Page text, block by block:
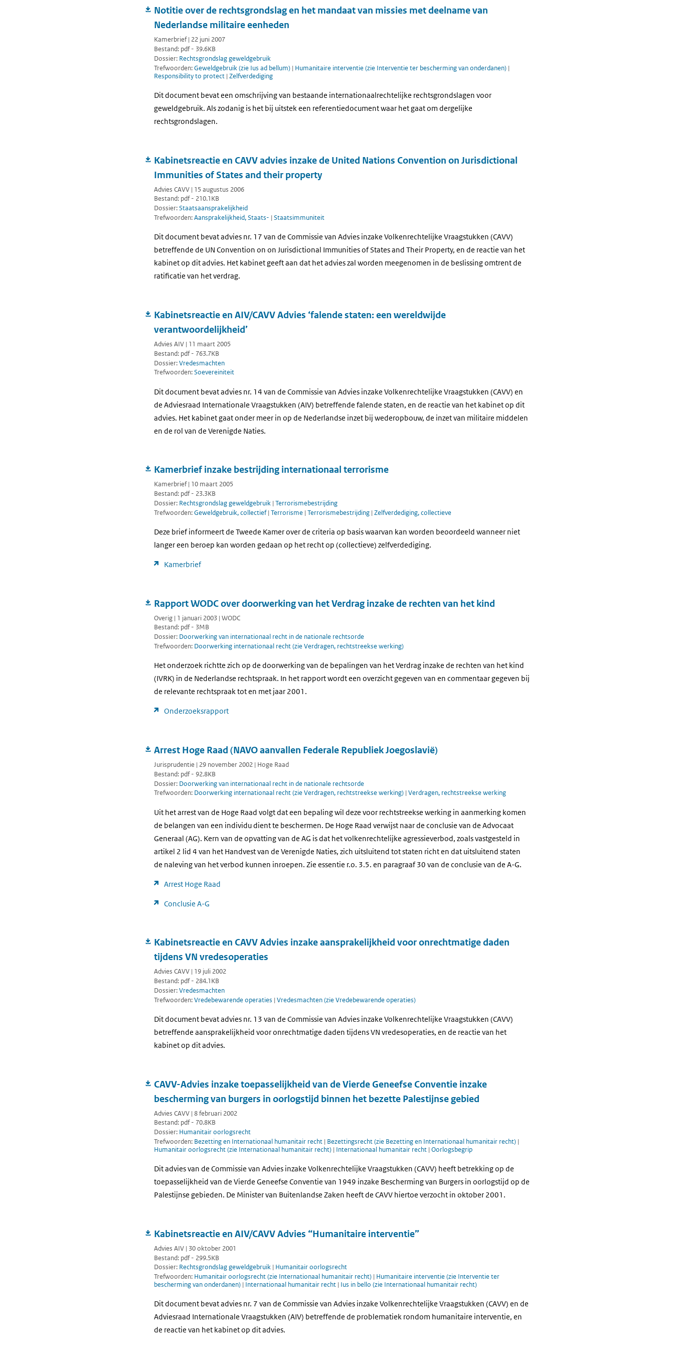
Notitie over de rechtsgrondslag en het mandaat van missies met deelname van
Nederlandse militaire eenheden
Kamerbrief | 22 juni 2007
Bestand: pdf - 39.6KB
Dossier: Rechtsgrondslag geweldgebruik
Trefwoorden:Geweldgebruik (zie Ius ad bellum) | Humanitaire interventie (zie Interventie ter bescherming van onderdanen) |
Responsibility to protect | Zelfverdediging
Dit document bevat een omschrijving van bestaande internationaalrechtelijke rechtsgrondslagen voor
geweldgebruik. Als zodanig is het bij uitstek een referentiedocument waar het gaat om dergelijke
rechtsgrondslagen.
Kabinetsreactie en CAVV advies inzake de United Nations Convention on Jurisdictional
Immunities of States and their property
Advies CAVV | 15 augustus 2006
Bestand: pdf - 210.1KB
Dossier:Staatsaansprakelijkheid
Trefwoorden:Aansprakelijkheid, Staats- | Staatsimmuniteit
Dit document bevat advies nr. 17 van de Commissie van Advies inzake Volkenrechtelijke Vraagstukken (CAVV)
betreffende de UN Convention on on Jurisdictional Immunities of States and Their Property, en de reactie van het
kabinet op dit advies. Het kabinet geeft aan dat het advies zal worden meegenomen in de beslissing omtrent de
ratificatie van het verdrag.
Kabinetsreactie en AIV/CAVV Advies ‘falende staten: een wereldwijde
verantwoordelijkheid’
Advies AIV | 11 maart 2005
Bestand: pdf - 763.7KB
Dossier:Vredesmachten
Trefwoorden:Soevereiniteit
Dit document bevat advies nr. 14 van de Commissie van Advies inzake Volkenrechtelijke Vraagstukken (CAVV) en
de Adviesraad Internationale Vraagstukken (AIV) betreffende falende staten, en de reactie van het kabinet op dit
advies. Het kabinet gaat onder meer in op de Nederlandse inzet bij wederopbouw, de inzet van militaire middelen
en de rol van de Verenigde Naties.
Kamerbrief inzake bestrijding internationaal terrorisme
Kamerbrief | 10 maart 2005
Bestand: pdf - 23.3KB
Dossier: Rechtsgrondslag geweldgebruik | Terrorismebestrijding
Trefwoorden:Geweldgebruik, collectief| Terrorisme | Terrorismebestrijding | Zelfverdediging, collectieve
Deze brief informeert de Tweede Kamer over de criteria op basis waarvan kan worden beoordeeld wanneer niet
langer een beroep kan worden gedaan op het recht op (collectieve) zelfverdediging.
Kamerbrief
Rapport WODC over doorwerking van het Verdrag inzake de rechten van het kind
Overig | 1 januari 2003 | WODC
Bestand: pdf - 3MB
Dossier: Doorwerking van internationaal recht in de nationale rechtsorde
Trefwoorden: Doorwerking internationaal recht (zie Verdragen, rechtstreekse werking)
Het onderzoek richtte zich op de doorwerking van de bepalingen van het Verdrag inzake de rechten van het kind
(IVRK) in de Nederlandse rechtspraak. In het rapport wordt een overzicht gegeven van en commentaar gegeven bij
de relevante rechtspraak tot en met jaar 2001.
Onderzoeksrapport
Arrest Hoge Raad (NAVO aanvallen Federale Republiek Joegoslavië)
Jurisprudentie | 29 november 2002 | Hoge Raad
Bestand: pdf - 92.8KB
Dossier: Doorwerking van internationaal recht in de nationale rechtsorde
Trefwoorden: Doorwerking internationaal recht (zie Verdragen, rechtstreekse werking) | Verdragen, rechtstreekse werking
Uit het arrest van de Hoge Raad volgt dat een bepaling wil deze voor rechtstreekse werking in aanmerking komen
de belangen van een individu dient te beschermen. De Hoge Raad verwijst naar de conclusie van de Advocaat
Generaal (AG). Kern van de opvatting van de AG is dat het volkenrechtelijke agressieverbod, zoals vastgesteld in
artikel 2 lid 4 van het Handvest van de Verenigde Naties, zich uitsluitend tot staten richt en dat uitsluitend staten
de naleving van het verbod kunnen inroepen. Zie essentie r.o. 3.5. en paragraaf 30 van de conclusie van de A-G.
Arrest Hoge Raad
Conclusie A-G
Kabinetsreactie en CAVV Advies inzake aansprakelijkheid voor onrechtmatige daden
tijdens VN vredesoperaties
Advies CAVV | 19 juli 2002
Bestand: pdf - 284.1KB
Dossier:Vredesmachten
Trefwoorden:Vredebewarende operaties | Vredesmachten (zie Vredebewarende operaties)
Dit document bevat advies nr. 13 van de Commissie van Advies inzake Volkenrechtelijke Vraagstukken (CAVV)
betreffende aansprakelijkheid voor onrechtmatige daden tijdens VN vredesoperaties, en de reactie van het
kabinet op dit advies.
CAVV-Advies inzake toepasselijkheid van de Vierde Geneefse Conventie inzake
bescherming van burgers in oorlogstijd binnen het bezette Palestijnse gebied
Advies CAVV | 8 februari 2002
Bestand: pdf - 70.8KB
Dossier: Humanitair oorlogsrecht
Trefwoorden: Bezetting en Internationaal humanitair recht | Bezettingsrecht (zie Bezetting en Internationaal humanitair recht) |
Humanitair oorlogsrecht (zie Internationaal humanitair recht) | Internationaal humanitair recht | Oorlogsbegrip
Dit advies van de Commissie van Advies inzake Volkenrechtelijke Vraagstukken (CAVV) heeft betrekking op de
toepasselijkheid van de Vierde Geneefse Conventie van 1949 inzake Bescherming van Burgers in oorlogstijd op de
Palestijnse gebieden. De Minister van Buitenlandse Zaken heeft de CAVV hiertoe verzocht in oktober 2001.
Kabinetsreactie en AIV/CAVV Advies “Humanitaire interventie”
Advies AIV | 30 oktober 2001
Bestand: pdf - 299.5KB
Dossier: Rechtsgrondslag geweldgebruik | Humanitair oorlogsrecht
Trefwoorden: Humanitair oorlogsrecht (zie Internationaal humanitair recht) | Humanitaire interventie (zie Interventie ter
bescherming van onderdanen) | Internationaal humanitair recht | Ius in bello (zie Internationaal humanitair recht)
Dit document bevat advies nr. 7 van de Commissie van Advies inzake Volkenrechtelijke Vraagstukken (CAVV) en de
Adviesraad Internationale Vraagstukken (AIV) betreffende de problematiek rondom humanitaire interventie, en
de reactie van het kabinet op dit advies.